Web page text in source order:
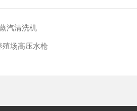
汽清洗机
殖场高压水枪